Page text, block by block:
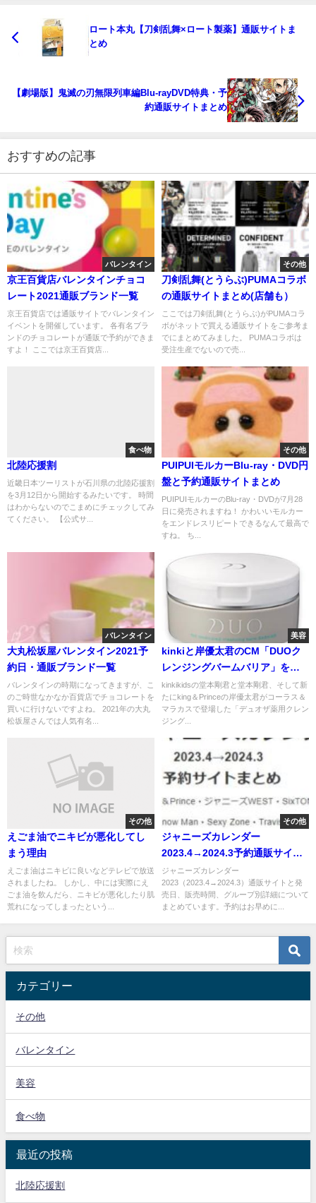
ロート本丸【刀剣乱舞×ロート製薬】通販サイトま
とめ
【劇場版】鬼滅の刃無限列車編Blu-rayDVD特典・予
約通販サイトまとめ
おすすめの記事
バレンタイン
京王百貨店バレンタインチョコ
レート2021通販ブランド一覧
京王百貨店では通販サイトでバレンタイン
イベントを開催しています。 各有名ブラ
ンドのチョコレートが通販で予約ができま
すよ！ ここでは京王百貨店...
その他
刀剣乱舞(とうらぶ)PUMAコラボ
の通販サイトまとめ(店舗も）
ここでは刀剣乱舞(とうらぶ)がPUMAコラ
ボがネットで買える通販サイトをご参考ま
でにまとめてみました。 PUMAコラボは
受注生産でないので売...
食べ物
北陸応援割
近畿日本ツーリストが石川県の北陸応援割
を3月12日から開始するみたいです。 時間
はわからないのでこまめにチェックしてみ
てください。 【公式サ...
その他
PUIPUIモルカーBlu-ray・DVD円
盤と予約通販サイトまとめ
PUIPUIモルカーのBlu-ray・DVDが7月28
日に発売されますね！ かわいいモルカー
をエンドレスリピートできるなんて最高で
すね。 ち...
バレンタイン
大丸松坂屋バレンタイン2021予
約日・通販ブランド一覧
バレンタインの時期になってきますが、こ
のご時世なかなか百貨店でチョコレートを
買いに行けないですよね。 2021年の大丸
松坂屋さんでは人気有名...
美容
kinkiと岸優太君のCM「DUOク
レンジングバームバリア」をお
得に買う方法
kinkikidsの堂本剛君と堂本剛君、そして新
たにking＆Princeの岸優太君がコーラス＆
マラカスで登場した「デュオザ薬用クレン
ジング...
その他
えごま油でニキビが悪化してし
まう理由
えごま油はニキビに良いなどテレビで放送
されましたね。 しかし、中には実際にえ
ごま油を飲んだら、ニキビが悪化したり肌
荒れになってしまったという...
その他
ジャニーズカレンダー
2023.4→2024.3予約通販サイト
まとめ・詳細
ジャニーズカレンダー
2023（2023.4→2024.3）通販サイトと発
売日、販売時間、グループ別詳細について
まとめています。予約はお早めに...
カテゴリー
その他
バレンタイン
美容
食べ物
最近の投稿
北陸応援割